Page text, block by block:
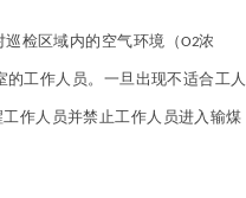
检区域内的空气环境（O2浓
的工作人员。一旦出现不适合工人
作人员并禁止工作人员进入输煤